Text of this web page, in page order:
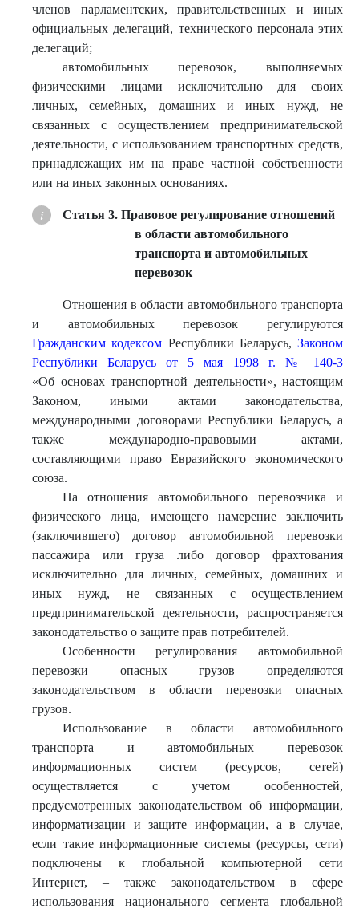
членов парламентских, правительственных и иных
официальных делегаций, технического персонала этих
делегаций;
автомобильных перевозок, выполняемых
физическими лицами исключительно для своих
личных, семейных, домашних и иных нужд, не
связанных с осуществлением предпринимательской
деятельности, с использованием транспортных средств,
принадлежащих им на праве частной собственности
или на иных законных основаниях.
Статья 3. Правовое регулирование отношений
в области автомобильного
транспорта и автомобильных
перевозок
Отношения в области автомобильного транспорта
и автомобильных перевозок регулируются
Гражданским кодексом Республики Беларусь, Законом
Республики Беларусь от 5 мая 1998 г. № 140-З
«Об основах транспортной деятельности», настоящим
Законом, иными актами законодательства,
международными договорами Республики Беларусь, а
также международно-правовыми актами,
составляющими право Евразийского экономического
союза.
На отношения автомобильного перевозчика и
физического лица, имеющего намерение заключить
(заключившего) договор автомобильной перевозки
пассажира или груза либо договор фрахтования
исключительно для личных, семейных, домашних и
иных нужд, не связанных с осуществлением
предпринимательской деятельности, распространяется
законодательство о защите прав потребителей.
Особенности регулирования автомобильной
перевозки опасных грузов определяются
законодательством в области перевозки опасных
грузов.
Использование в области автомобильного
транспорта и автомобильных перевозок
информационных систем (ресурсов, сетей)
осуществляется с учетом особенностей,
предусмотренных законодательством об информации,
информатизации и защите информации, а в случае,
если такие информационные системы (ресурсы, сети)
подключены к глобальной компьютерной сети
Интернет, – также законодательством в сфере
использования национального сегмента глобальной